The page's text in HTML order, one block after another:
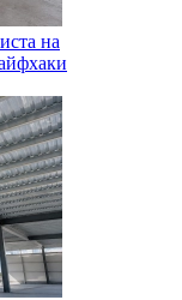
на